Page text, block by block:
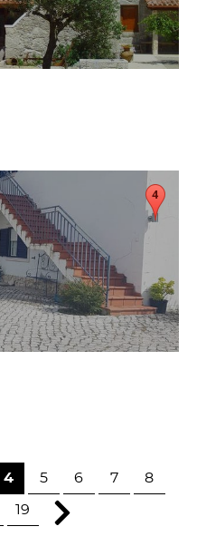
4 5 6 7 8
19